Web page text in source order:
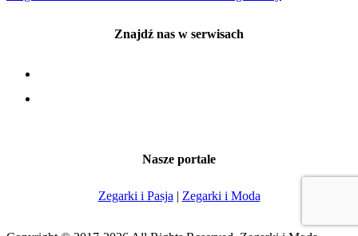
Znajdź nas w serwisach
Nasze portale
Zegarki i Pasja | Zegarki i Moda